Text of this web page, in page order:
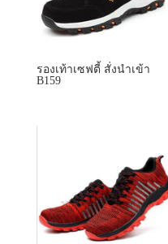
รองเท้าเซฟตี้ สั่งนำเข้า